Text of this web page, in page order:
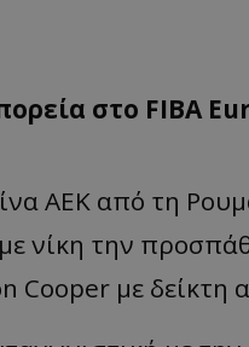
στο FIBA
ΑΕΚ από τη
νίκη την
Cooper με δείκτη